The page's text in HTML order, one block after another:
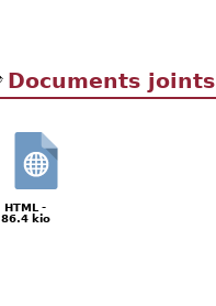
Documents joints
HTML -
86.4 kio